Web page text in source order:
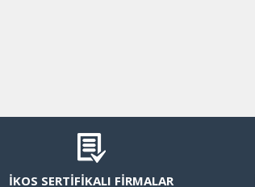
İKOS SERTİFİKALI FİRMALAR